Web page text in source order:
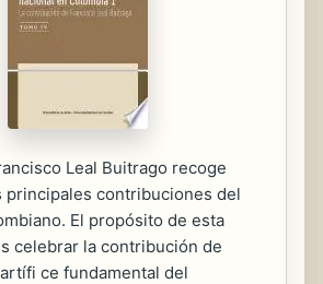
Leal Buitrago recoge
principales contribuciones del
El propósito de esta
celebrar la contribución de
ce fundamental del